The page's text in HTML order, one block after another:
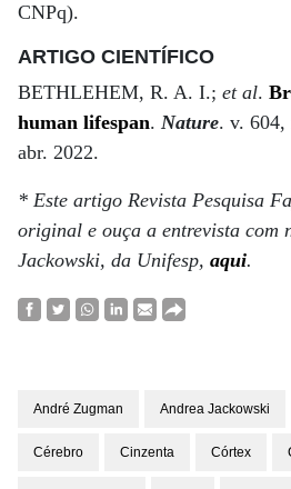
CNPq).
ARTIGO CIENTÍFICO
BETHLEHEM, R. A. I.; et al.
human lifespan. Nature. v. 604,
abr. 2022.
* Este artigo Revista Pesquisa
original e ouça a entrevista com
Jackowski, da Unifesp, aqui.
André Zugman Andrea Jackowski
Cérebro Cinzenta Córtex